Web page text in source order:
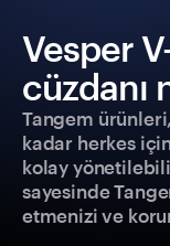
Vesper
cüzdanı
Tangem
kadar herkes
kolay
sayesinde
etmenizi ve